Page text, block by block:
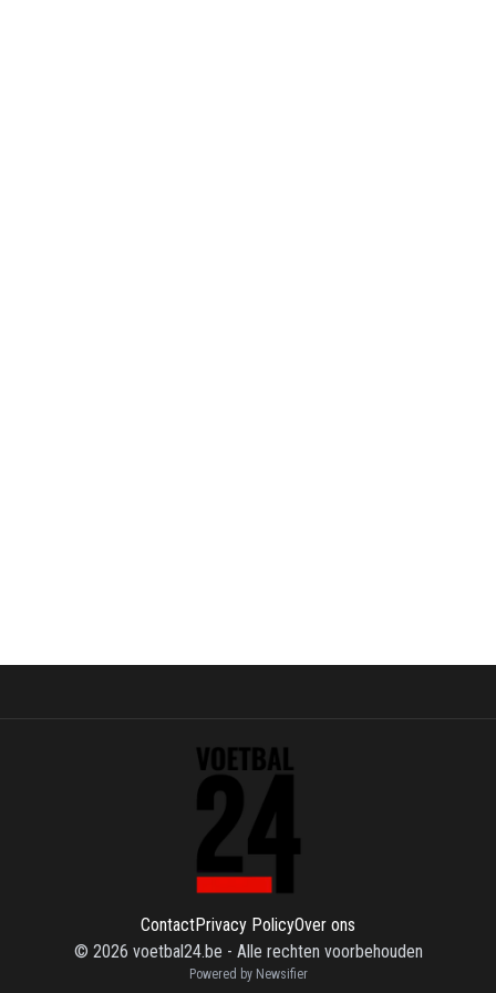
ContactPrivacy PolicyOver ons
© 2026 voetbal24.be - Alle rechten voorbehouden
Powered by Newsifier